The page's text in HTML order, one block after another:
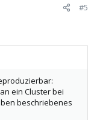
#5
ein Cluster bei
beschriebenes